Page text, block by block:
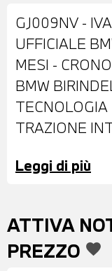
GJ009NV -
UFFICIALE
MESI -
BMW
TRAZIONE
SPORT -
ACCESS -
Leggi di più
ATTIVA
PREZZO favorite